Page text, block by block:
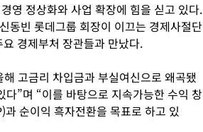
영 정상화와 사업 확장에 힘을 싣고 있다.
동빈 롯데그룹 회장이 이끄는 경제사절단
경제부처 장관들과 만났다.
고금리 차입금과 부실여신으로 왜곡됐
다”며 “이를 바탕으로 지속가능한 수익 창
순이익 흑자전환을 목표로 하고 있